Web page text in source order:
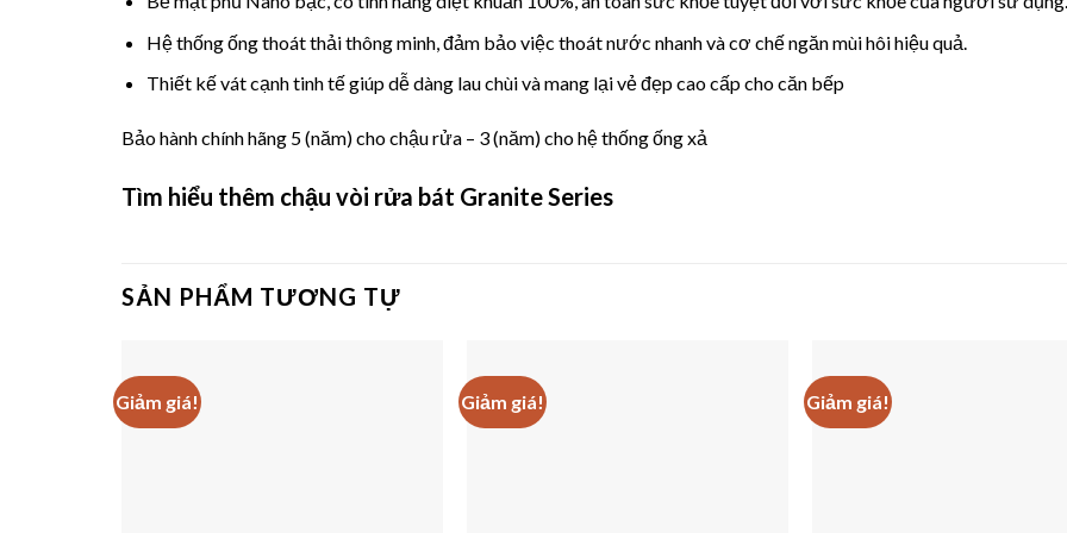
Hệ thống ống thoát thải thông minh, đảm bảo việc thoát nước nhanh và cơ chế ngăn mùi hôi hiệu quả.
Thiết kế vát cạnh tinh tế giúp dễ dàng lau chùi và mang lại vẻ đẹp cao cấp cho căn bếp
Bảo hành chính hãng 5 (năm) cho chậu rửa – 3 (năm) cho hệ thống ống xả
Tìm hiểu thêm chậu vòi rửa bát Granite Series
SẢN PHẨM TƯƠNG TỰ
Giảm giá! Giảm giá! Giảm giá!